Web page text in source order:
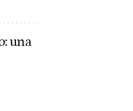
una